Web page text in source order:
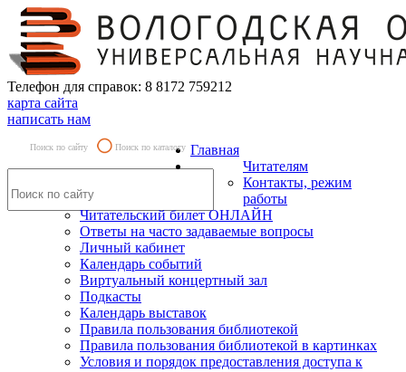
Телефон для справок: 8 8172 759212
карта сайта
написать нам
Поиск по сайту Поиск по каталогу Главная
Читателям
Контакты, режим
работы
Читательский билет ОНЛАЙН
Ответы на часто задаваемые вопросы
Личный кабинет
Календарь событий
Виртуальный концертный зал
Подкасты
Календарь выставок
Правила пользования библиотекой
Правила пользования библиотекой в картинках
Условия и порядок предоставления доступа к